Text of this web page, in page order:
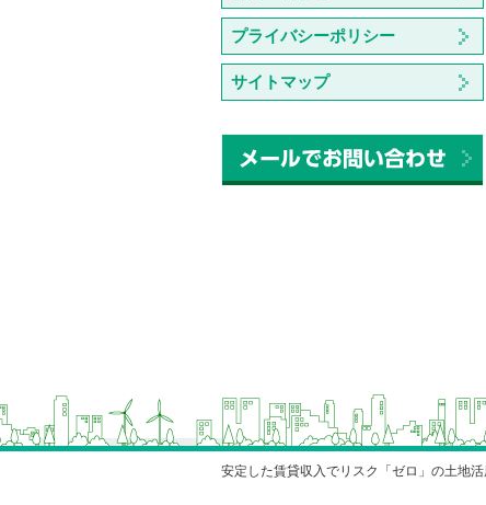
プライバシーポリシー
サイトマップ
安定した賃貸収入でリスク「ゼロ」の土地